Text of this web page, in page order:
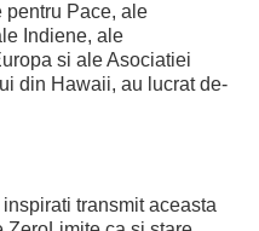
pentru Pace, ale
Indiene, ale
si ale Asociatiei
din Hawaii, au lucrat de-
transmit aceasta